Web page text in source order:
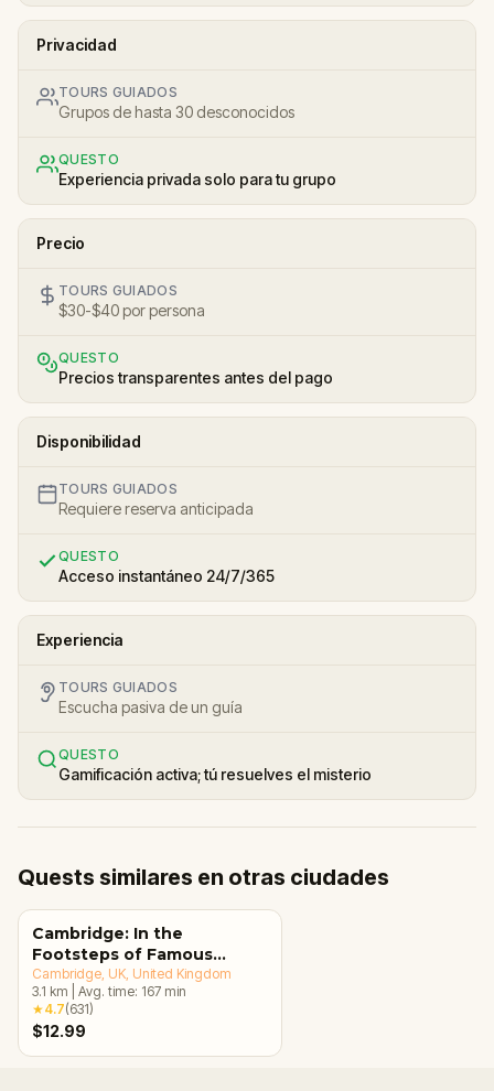
Privacidad
TOURS GUIADOS
Grupos de hasta 30 desconocidos
QUESTO
Experiencia privada solo para tu grupo
Precio
TOURS GUIADOS
$30-$40 por persona
QUESTO
Precios transparentes antes del pago
Disponibilidad
TOURS GUIADOS
Requiere reserva anticipada
QUESTO
Acceso instantáneo 24/7/365
Experiencia
TOURS GUIADOS
Escucha pasiva de un guía
QUESTO
Gamificación activa; tú resuelves el misterio
Quests similares en otras ciudades
Cambridge: In the
Footsteps of Famous
Alumni Walking Tour &
Escape Game
Cambridge, UK , United Kingdom
3.1 km Avg. time: 167 min
★4.7(631)
$12.99